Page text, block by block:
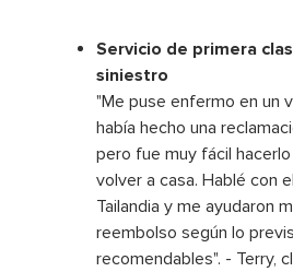
Servicio de primera
siniestro
"Me puse enfermo en un
había hecho una
pero fue muy fácil
volver a casa. Hablé con
Tailandia y me ayudaron
reembolso según lo
recomendables". - Terry,